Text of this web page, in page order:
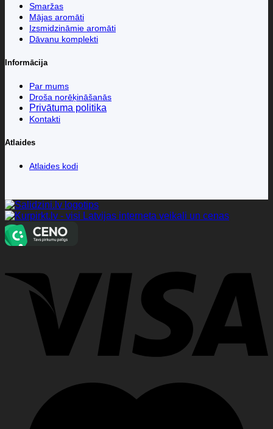
Smaržas
Mājas aromāti
Izsmidzināmie aromāti
Dāvanu komplekti
Informācija
Par mums
Droša norēķināšanās
Privātuma politika
Kontakti
Atlaides
Atlaides kodi